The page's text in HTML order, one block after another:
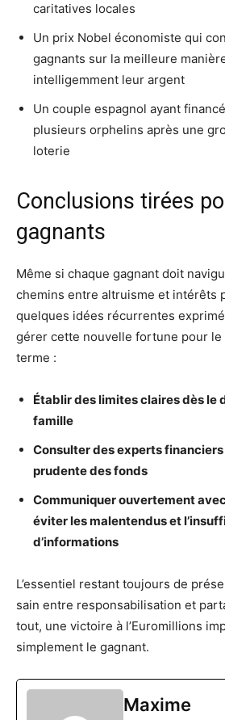
caritatives locales
Un prix Nobel économiste qui
gagnants sur la meilleure
intelligemment leur argent
Un couple espagnol ayant
plusieurs orphelins après une
loterie
Conclusions tirées
gagnants
Même si chaque gagnant doit
chemins entre altruisme et intérêts
quelques idées récurrentes
gérer cette nouvelle fortune pour le
terme :
Établir des limites claires dès le
famille
Consulter des experts
prudente des fonds
Communiquer ouvertement
éviter les malentendus et
d’informations
L’essentiel restant toujours de
sain entre responsabilisation et
tout, une victoire à l’Euromillions
simplement le gagnant.
Maxime